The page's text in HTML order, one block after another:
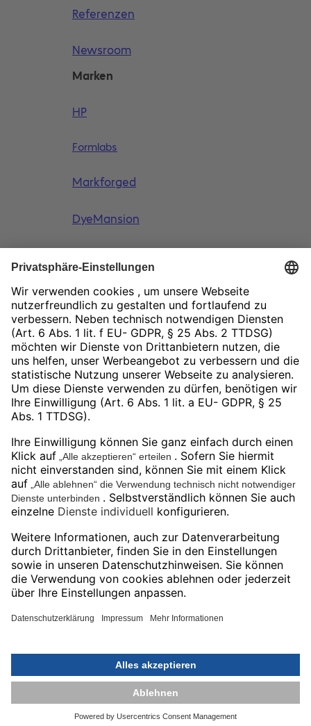
Referenzen
Newsroom
Marken
HP
Formlabs
Markforged
DyeMansion
Newsletter
Social Media
LinkedIn
Facebook
Instagram
YouTube
Unser Angebot gilt ausschließlich für
gewerbliche Endkunden und Öffentliche
Auftraggeber.
Preise in EUR zuzüglich gesetzlicher MwSt.
Impressum
Datenschutz Manufacturing Deutschland
GmbH